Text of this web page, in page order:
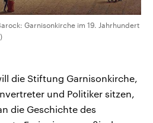
Garnisonkirche im 19. Jahrhundert
die Stiftung Garnisonkirche,
und Politiker sitzen,
die Geschichte des